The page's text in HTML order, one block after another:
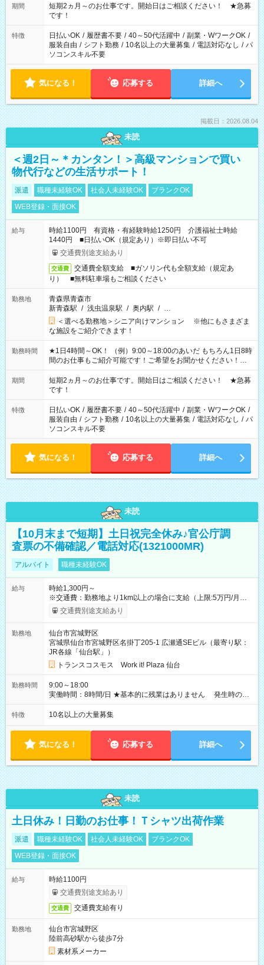
※週最低15時間以上の勤務が必要です
期間
短期2ヵ月～のお仕事です。開始日はご相談ください！ ★急募
です！
特徴 日払いOK / 履歴書不要 / 40～50代活躍中 / 副業・WワークOK /
服装自由 / シフト勤務 / 10名以上の大量募集 / 電話対応なし / パ
ソコンスキル不要
気になる！ 応募する 詳細へ
掲載日：2026.08.04
未読
＜週2日～＊カンタン！＞高級マンションで買い
物代行などの生活サポート！
派遣 職種未経験OK 社会人未経験OK
ブランクOK
WEB登録・面接OK
給与
時給1100円 有資格・有経験時給1250円 介護福祉士時給
1440円 ■日払いOK（規定あり）※即日払い不可
交通費別途支給あり
交通費
交通費全額支給 ■ガソリン代も全額支給（規定あ
り） ■無料駐車場もご相談ください
勤務地
青森県青森市
新青森駅 / 浅虫温泉駅 / 奥内駅 / …
＜選べる勤務地＞シニア向けマンション ※他にもさまざま
な施設をご紹介できます！
勤務時間
★1日4時間～OK！ （例）9:00～18:00のあいだ もちろん1日8時
間のお仕事もご紹介可能です！ご希望をお聞かせください！★
家庭の都合でお休みが必要な場合も遠慮なくご相談ください。
※週最低15時間以上の勤務が必要です
期間
短期2ヵ月～のお仕事です。開始日はご相談ください！ ★急募
です！
特徴 日払いOK / 履歴書不要 / 40～50代活躍中 / 副業・WワークOK /
服装自由 / シフト勤務 / 10名以上の大量募集 / 電話対応なし / パ
ソコンスキル不要
気になる！ 応募する 詳細へ
未読
【10月末まで短期】土日祝完全休み♪官公庁調
査票の不備確認／電話対応(1321000MR)
アルバイト 職種未経験OK
給与
時給1,300円～
※交通費：勤務地より1km以上の場合に支給（上限:5万円/月・
2,500円/日） ※残業代：残業発生時は1分単位で支給 ※研修中の
給与変動なし ＜ 収入例 ＞ ■週5日勤務の場合… 月収22万8,800
4日勤務の場合… 月収16万6,400円以上可能 ※交通費別途支給
（時給1,300円×8時間×16日） 【試用期間】試用期間なし
交通費別途支給あり
勤務地
仙台市宮城野区
宮城県仙台市宮城野区名掛丁205-1 広瀬通SEビル（最寄り駅：
JR各線「仙台駅」）
トランスコスモス Work it! Plaza 仙台
勤務時間
9:00～18:00
実働時間：8時間/日 ★基本的に残業はありません 発生時の残
業代は1分単位で支給いたします
特徴 10名以上の大量募集
気になる！ 応募する 詳細へ
未読
土日休み！日勤のお仕事！Ｔシャツ出荷作業
派遣 職種未経験OK 社会人未経験OK
ブランクOK
WEB登録・面接OK
給与
時給1100円
交通費別途支給あり
交通費 交通費支給有り
勤務地
仙台市宮城野区
陸前高砂駅から徒歩7分
素材系メーカー